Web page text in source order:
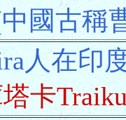
中國古稱
人在印
卡